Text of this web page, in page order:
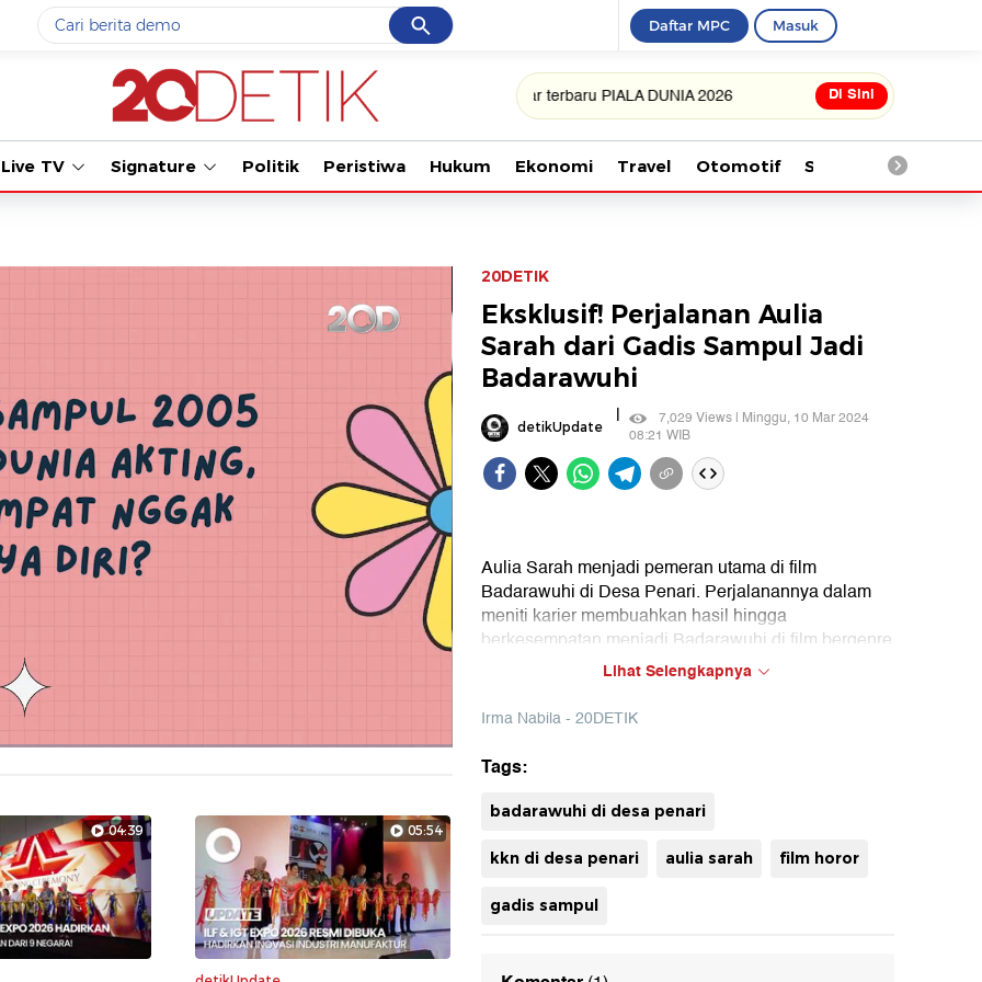
Cancel
Yang sedang ramai dicari
gempa hari ini
#3prabowo
#5demo
Terakhir yang dicari
Loading...
Daftar MPC Masuk
Tonton kabar terbaru PIALA DUNIA 2026 Di Sini
Live TV Signature Politik Peristiwa Hukum Ekonomi Travel Otomotif Saintek
Layarpenuh
04:39 05:54
20DETIK
Eksklusif! Perjalanan Aulia
Sarah dari Gadis Sampul Jadi
Badarawuhi
detikUpdate |
7,029 Views | Minggu, 10 Mar 2024
08:21 WIB
Aulia Sarah menjadi pemeran utama di film
Badarawuhi di Desa Penari. Perjalanannya dalam
meniti karier membuahkan hasil hingga
berkesempatan menjadi Badarawuhi di film bergenre
Lihat Selengkapnya
Irma Nabila - 20DETIK
Tags:
badarawuhi di desa penari
kkn di desa penari aulia sarah film horor
gadis sampul